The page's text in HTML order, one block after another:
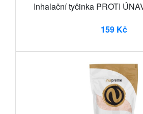
Inhalační tyčinka PROTI
159 Kč